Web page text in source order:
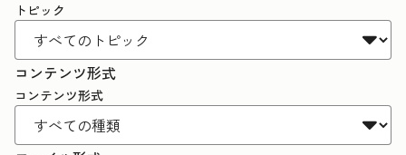
トピック
コンテンツ形式
コンテンツ形式